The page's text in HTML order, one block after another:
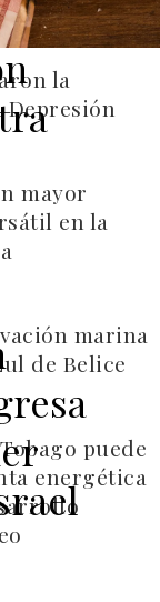
la
mayor
en la
marina
de Belice
puede
energética